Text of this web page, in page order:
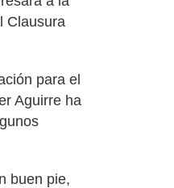
Clausura
para el
Aguirre ha
buen pie,